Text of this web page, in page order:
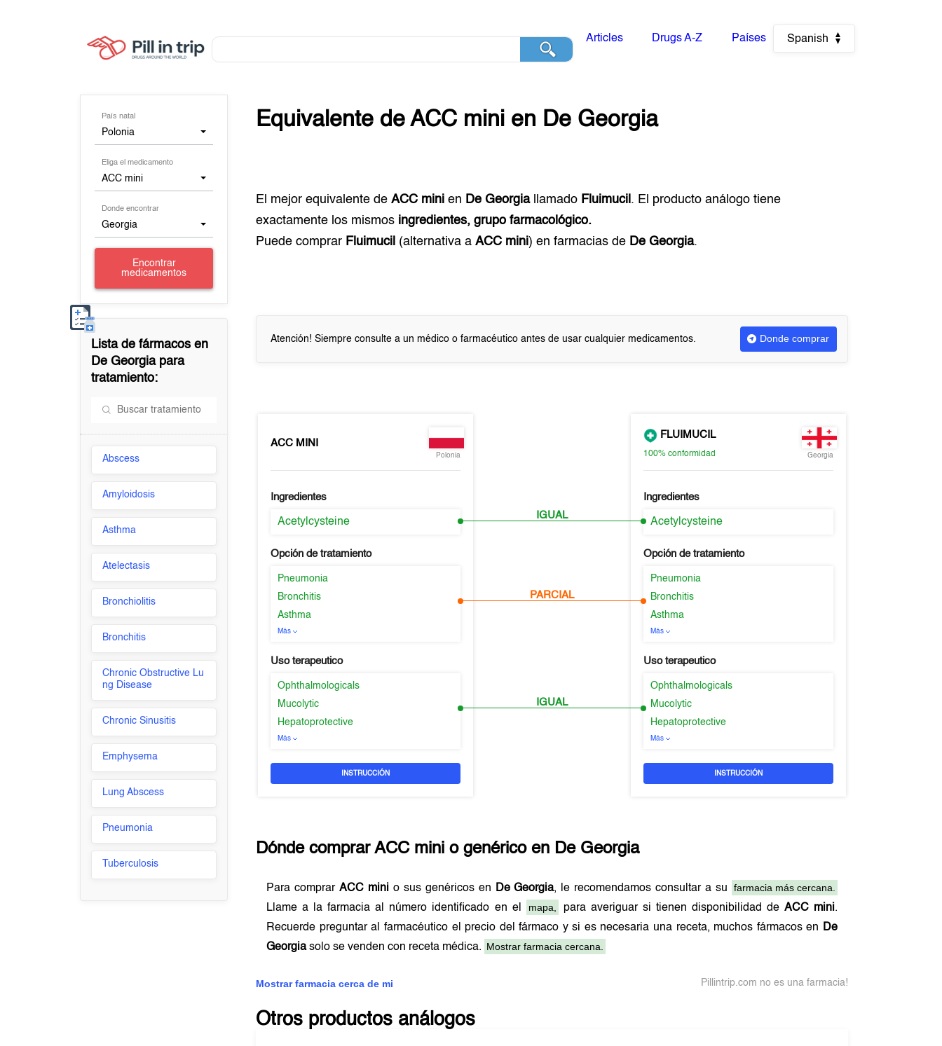
Articles Drugs A-Z Países Spanish
País natal
Polonia
Eliga el medicamento
ACC mini
Donde encontrar
Georgia
Encontrar
medicamentos
Lista de fármacos en
De Georgiapara
tratamiento:
Abscess
Amyloidosis
Asthma
Atelectasis
Bronchiolitis
Bronchitis
Chronic Obstructive Lu
ng Disease
Chronic Sinusitis
Emphysema
Lung Abscess
Pneumonia
Tuberculosis
Equivalente deACC mini en De Georgia
El mejor equivalente deACC mini en De Georgiallamado Fluimucil . El producto análogo tiene
exactamente los mismos ingredientes, grupo farmacológico.
Puede comprar Fluimucil (alternativa aACC mini) en farmacias de De Georgia.
Atención! Siempre consulte a un médico o farmacéutico antes de usar cualquier medicamentos. Donde comprar
ACC MINI
Polonia
Ingredientes
Acetylcysteine
Opción de tratamiento
Pneumonia
Bronchitis
Asthma
Más
Uso terapeutico
Ophthalmologicals
Mucolytic
Hepatoprotective
Más
INSTRUCCIÓN
IGUAL
PARCIAL
IGUAL
FLUIMUCIL
100% conformidad Georgia
Ingredientes
Acetylcysteine
Opción de tratamiento
Pneumonia
Bronchitis
Asthma
Más
Uso terapeutico
Ophthalmologicals
Mucolytic
Hepatoprotective
Más
INSTRUCCIÓN
Dónde comprarACC mini o genérico en De Georgia
Para comprarACC mini o sus genéricos en De Georgia, le recomendamos consultar a su
farmacia más cercana.
Llame a la farmacia al número identificado en el
mapa, para averiguar si tienen disponibilidad de ACC mini.
Recuerde preguntar al farmacéutico el precio del fármaco y si es necesaria una receta, muchos fármacos en
De
Georgiasolo se venden con receta médica. Mostrar farmacia cercana.
Mostrar farmacia cerca de mi Pillintrip.com no es una farmacia!
Otros productos análogos